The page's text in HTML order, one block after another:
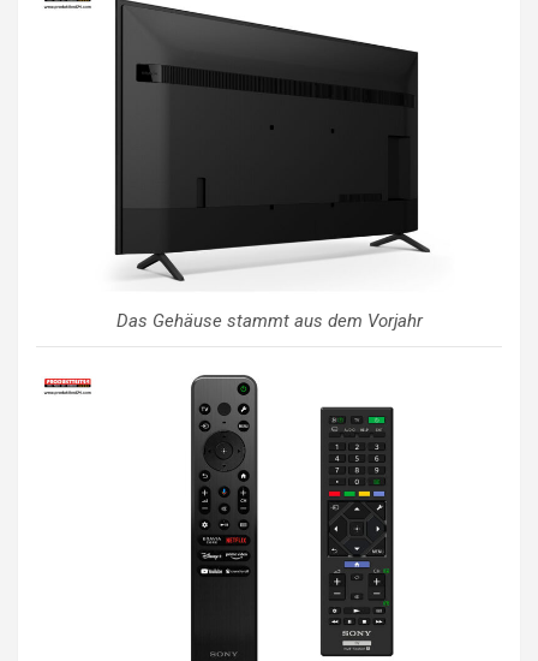
Das Gehäuse stammt aus dem Vorjahr